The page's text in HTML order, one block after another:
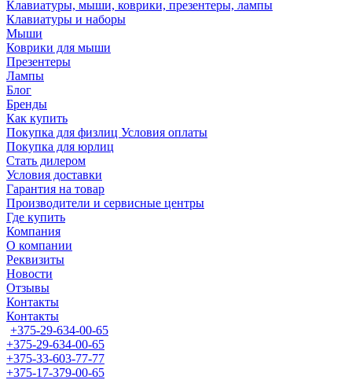
Клавиатуры, мыши, коврики, презентеры, лампы
Клавиатуры и наборы
Мыши
Коврики для мыши
Презентеры
Лампы
Блог
Бренды
Как купить
Покупка для физлиц Условия оплаты
Покупка для юрлиц
Стать дилером
Условия доставки
Гарантия на товар
Производители и сервисные центры
Где купить
Компания
О компании
Реквизиты
Новости
Отзывы
Контакты
Контакты
+375-29-634-00-65
+375-29-634-00-65
+375-33-603-77-77
+375-17-379-00-65